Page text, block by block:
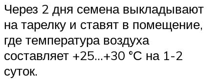
Через 2 дня семена выкладывают
на тарелку и ставят в помещение,
где температура воздуха
составляет +25…+30 °С на 1-2
суток.